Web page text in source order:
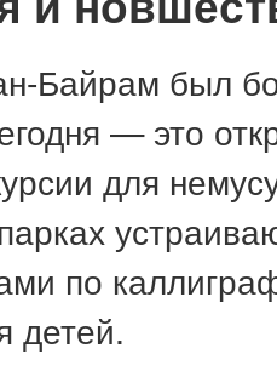
Байрам был
— это
для
по
детей.